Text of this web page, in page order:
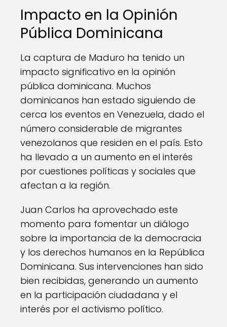
Impacto en la Opinión
Pública Dominicana
La captura de Maduro ha tenido un
impacto significativo en la opinión
pública dominicana. Muchos
dominicanos han estado siguiendo de
cerca los eventos en Venezuela, dado el
número considerable de migrantes
venezolanos que residen en el país. Esto
ha llevado a un aumento en el interés
por cuestiones políticas y sociales que
afectan a la región.
Juan Carlos ha aprovechado este
momento para fomentar un diálogo
sobre la importancia de la democracia
y los derechos humanos en la República
Dominicana. Sus intervenciones han sido
bien recibidas, generando un aumento
en la participación ciudadana y el
interés por el activismo político.